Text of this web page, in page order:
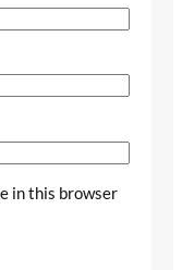
in this browser